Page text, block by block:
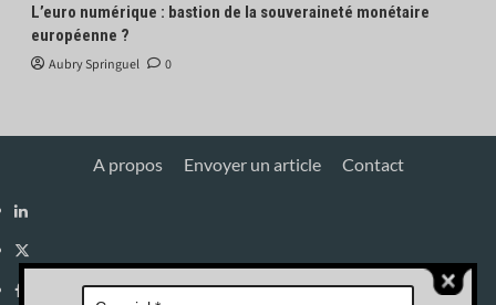
L’euro numérique : bastion de la souveraineté monétaire
européenne ?
Aubry Springuel 0
A propos Envoyer un article Contact
Linkedin
X
Facebook